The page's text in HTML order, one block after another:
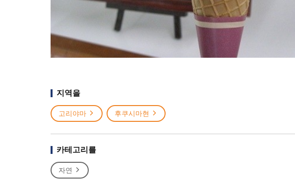
지역을
고리야마 후쿠시마현
카테고리를
자연